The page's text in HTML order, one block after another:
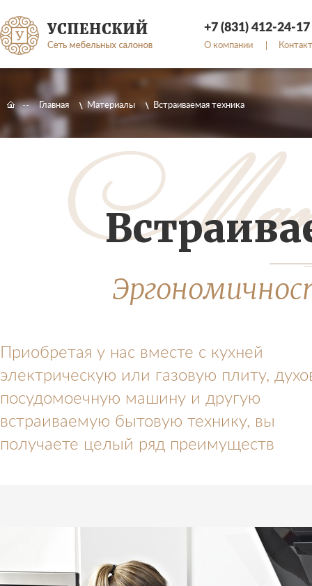
+7 (831) 412-24-17
О компании
Главная Материалы Встраиваемая техника
Приобретая у нас вместе с кухней
электрическую или газовую плиту,
посудомоечную машину и другую
встраиваемую бытовую технику, вы
получаете целый ряд преимуществ